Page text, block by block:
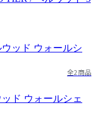
全2商品
ド ウォールシェ